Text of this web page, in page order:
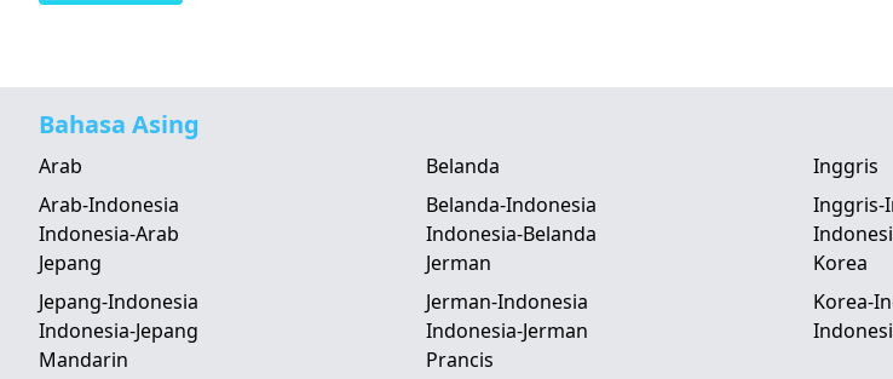
Bahasa Asing
Arab
Arab-Indonesia
Indonesia-Arab
Belanda
Belanda-Indonesia
Indonesia-Belanda
Inggris
Inggris-
Jepang
Jepang-Indonesia
Indonesia-Jepang
Jerman
Jerman-Indonesia
Indonesia-Jerman
Korea
Korea-
Mandarin
Prancis